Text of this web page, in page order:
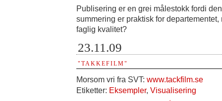
Publisering er en grei målestokk fordi
summering er praktisk for
faglig kvalitet?
23.11.09
"TAKKEFILM"
Morsom vri fra SVT: www.tackfilm.se
Etiketter: Eksempler, Visualisering